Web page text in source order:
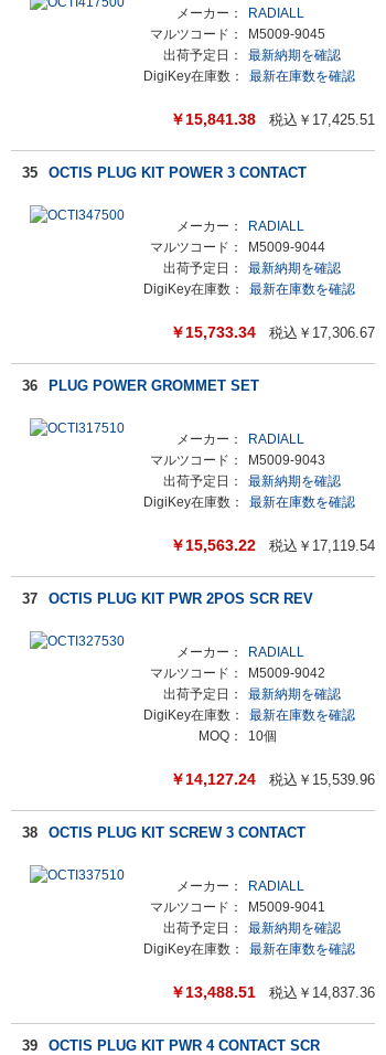
メーカー：
RADIALL
マルツコード：
M5009-9045
出荷予定日：
最新納期を確認
DigiKey在庫数：
最新在庫数を確認
￥15,841.38 税込￥ 17,425.51
35 OCTIS PLUG KIT POWER 3 CONTACT
メーカー：
RADIALL
マルツコード：
M5009-9044
出荷予定日：
最新納期を確認
DigiKey在庫数：
最新在庫数を確認
￥15,733.34 税込￥ 17,306.67
36 PLUG POWER GROMMET SET
メーカー：
RADIALL
マルツコード：
M5009-9043
出荷予定日：
最新納期を確認
DigiKey在庫数：
最新在庫数を確認
￥15,563.22 税込￥ 17,119.54
37 OCTIS PLUG KIT PWR 2POS SCR REV
メーカー：
RADIALL
マルツコード：
M5009-9042
出荷予定日：
最新納期を確認
DigiKey在庫数：
最新在庫数を確認
MOQ：
10個
￥14,127.24 税込￥ 15,539.96
38 OCTIS PLUG KIT SCREW 3 CONTACT
メーカー：
RADIALL
マルツコード：
M5009-9041
出荷予定日：
最新納期を確認
DigiKey在庫数：
最新在庫数を確認
￥13,488.51 税込￥ 14,837.36
39 OCTIS PLUG KIT PWR 4 CONTACT SCR